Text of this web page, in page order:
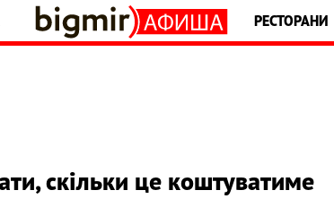
РЕСТОРАНИ
скільки це коштуватиме